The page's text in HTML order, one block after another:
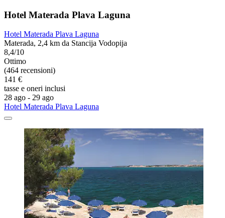
Hotel Materada Plava Laguna
Hotel Materada Plava Laguna
Materada, 2,4 km da Stancija Vodopija
8,4/10
Ottimo
(464 recensioni)
141 €
tasse e oneri inclusi
28 ago - 29 ago
Hotel Materada Plava Laguna